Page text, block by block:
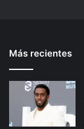
Más recientes